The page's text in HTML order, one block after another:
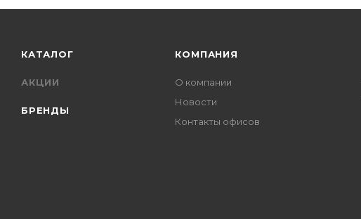
КАТАЛОГ
АКЦИИ
БРЕНДЫ
КОМПАНИЯ
О компании
Новости
Контакты офисов